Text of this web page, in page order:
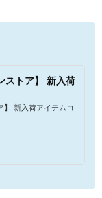
ストア】 新入荷
】 新入荷アイテムコ